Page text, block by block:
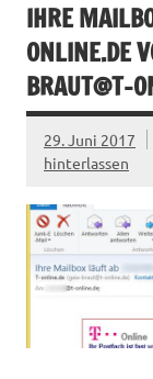
IHRE
ONLINE.DE
BRAUT@T-
29. Juni 2017
hinterlassen